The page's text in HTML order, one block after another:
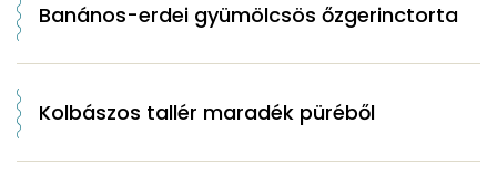
Banános-erdei gyümölcsös őzgerinctorta
Kolbászos tallér maradék püréből